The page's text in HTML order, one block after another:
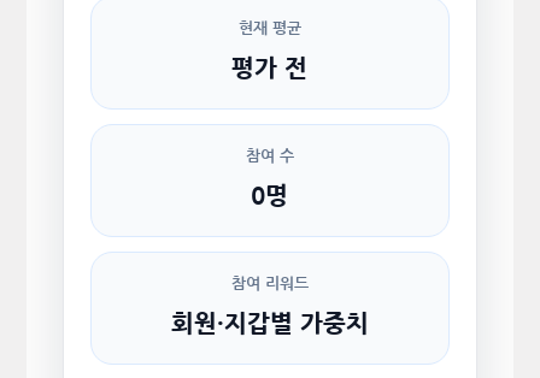
현재 평균
평가 전
참여 수
0명
참여 리워드
회원·지갑별 가중치